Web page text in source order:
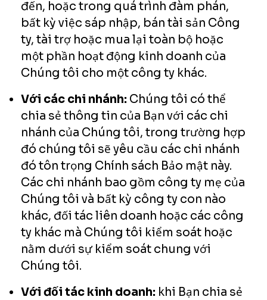
đến, hoặc trong quá trình đàm phán,
bất kỳ việc sáp nhập, bán tài sản Công
ty, tài trợ hoặc mua lại toàn bộ hoặc
một phần hoạt động kinh doanh của
Chúng tôi cho một công ty khác.
Với các chi nhánh: Chúng tôi có thể
chia sẻ thông tin của Bạn với các chi
nhánh của Chúng tôi, trong trường hợp
đó chúng tôi sẽ yêu cầu các chi nhánh
đó tôn trọng Chính sách Bảo mật này.
Các chi nhánh bao gồm công ty mẹ của
Chúng tôi và bất kỳ công ty con nào
khác, đối tác liên doanh hoặc các công
ty khác mà Chúng tôi kiểm soát hoặc
nằm dưới sự kiểm soát chung với
Chúng tôi.
Với đối tác kinh doanh: khi Bạn chia sẻ